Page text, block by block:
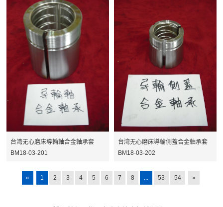
台湾无心磨床導輪軸合金軸承套
BM18-03-201
台湾无心磨床導輪側蓋合金軸承套
BM18-03-202
« 1 2 3 4 5 6 7 8 ... 53 54 »